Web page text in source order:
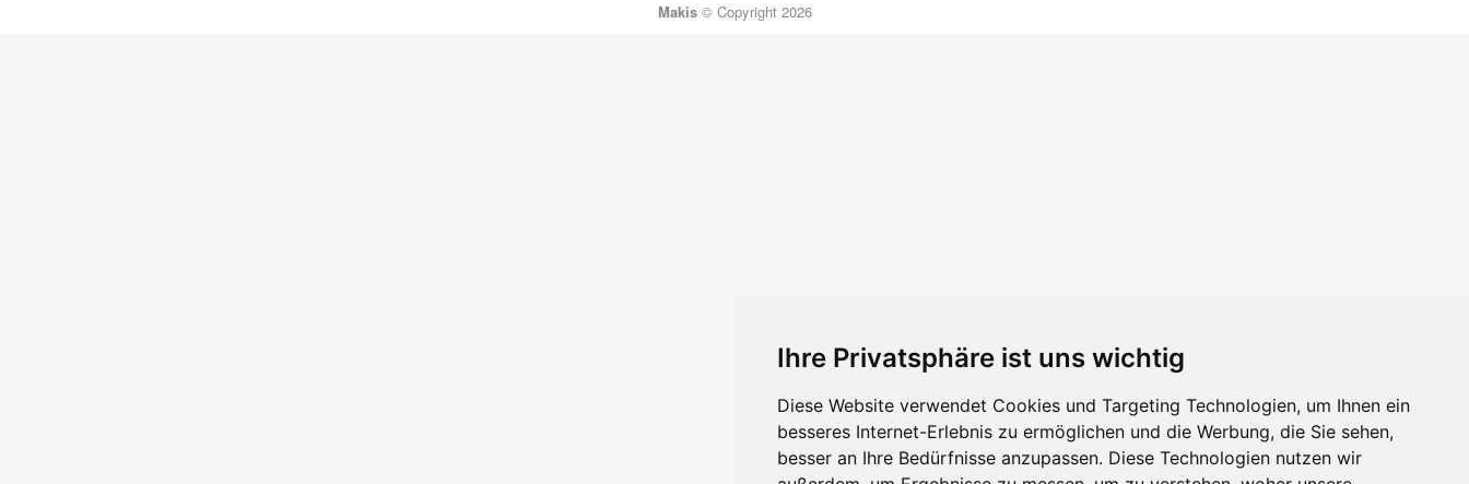
Ihre Privatsphäre ist uns wichtig
Diese Website verwendet Cookies und Targeting Technologien, um Ihnen ein
besseres Internet-Erlebnis zu ermöglichen und die Werbung, die Sie sehen,
besser an Ihre Bedürfnisse anzupassen. Diese Technologien nutzen wir
Makis© Copyright 2026